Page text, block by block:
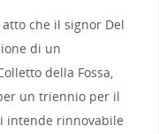
che il signor Del
di un
della Fossa,
un triennio per il
intende rinnovabile